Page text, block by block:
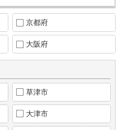
京都府
大阪府
草津市
大津市